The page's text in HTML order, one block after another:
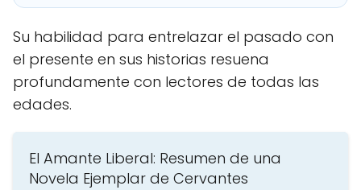
Su habilidad para entrelazar el pasado con
el presente en sus historias resuena
profundamente con lectores de todas las
edades.
El Amante Liberal: Resumen de una
Novela Ejemplar de Cervantes